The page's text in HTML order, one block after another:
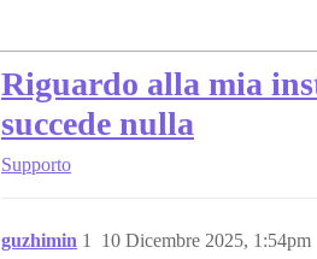
Riguardo alla mia
succede nulla
Supporto
guzhimin 10 Dicembre 2025, 1:54pm
1